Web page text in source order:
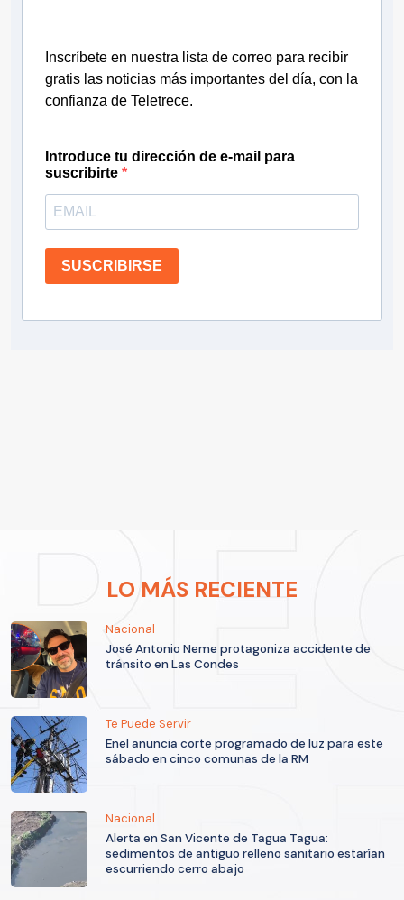
Inscríbete en nuestra lista de correo para recibir
gratis las noticias más importantes del día, con la
confianza de Teletrece.
Introduce tu dirección de e-mail para
suscribirte
SUSCRIBIRSE
LO MÁS RECIENTE
Nacional
José Antonio Neme protagoniza accidente de
tránsito en Las Condes
Te Puede Servir
Enel anuncia corte programado de luz para este
sábado en cinco comunas de la RM
Nacional
Alerta en San Vicente de Tagua Tagua:
sedimentos de antiguo relleno sanitario estarían
escurriendo cerro abajo